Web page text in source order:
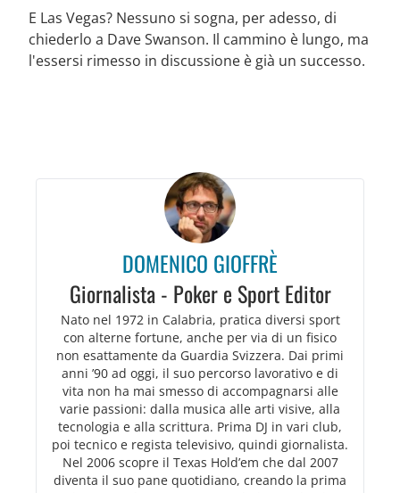
E Las Vegas? Nessuno si sogna, per adesso, di
chiederlo a Dave Swanson. Il cammino è lungo, ma
l'essersi rimesso in discussione è già un successo.
DOMENICO GIOFFRÈ
Giornalista - Poker e Sport Editor
Nato nel 1972 in Calabria, pratica diversi sport
con alterne fortune, anche per via di un fisico
non esattamente da Guardia Svizzera. Dai primi
anni ’90 ad oggi, il suo percorso lavorativo e di
vita non ha mai smesso di accompagnarsi alle
varie passioni: dalla musica alle arti visive, alla
tecnologia e alla scrittura. Prima DJ in vari club,
poi tecnico e regista televisivo, quindi giornalista.
Nel 2006 scopre il Texas Hold’em che dal 2007
diventa il suo pane quotidiano, creando la prima